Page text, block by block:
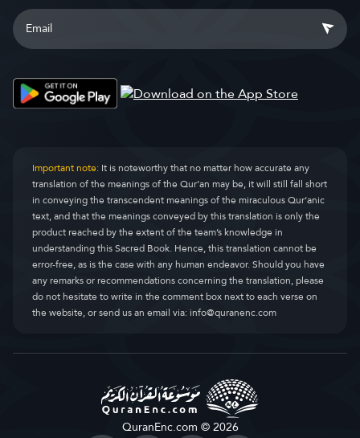
Important note:It is noteworthy that no matter how accurate any
translation of the meanings of the Qur’an may be, it will still fall short
in conveying the transcendent meanings of the miraculous Qur’anic
text, and that the meanings conveyed by this translation is only the
product reached by the extent of the team’s knowledge in
understanding this Sacred Book. Hence, this translation cannot be
error-free, as is the case with any human endeavor. Should you have
any remarks or recommendations concerning the translation, please
do not hesitate to write in the comment box next to each verse on
the website, or send us an email via:info@quranenc.com
QuranEnc.com © 2026